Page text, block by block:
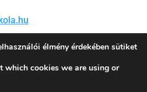
Szolgáltató Kft.
élmény érdekében sütiket
which cookies we are using or